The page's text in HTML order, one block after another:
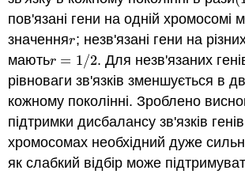
пов'язані гени на одній хромосомі
значенняr
r; незв'язані гени на
маютьr = 1/2
r=1 2
. Для незв'язаних
рівноваги зв'язків зменшується в
кожному поколінні. Зроблено
підтримки дисбалансу зв'язків
хромосомах необхідний дуже
як слабкий відбір може